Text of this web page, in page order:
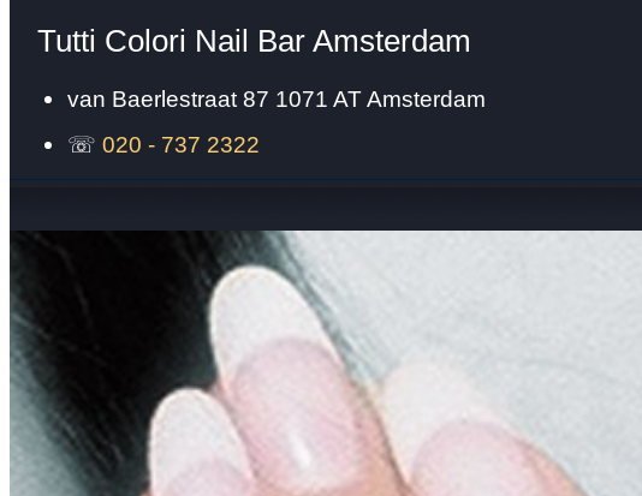
Tutti Colori Nail Bar Amsterdam
van Baerlestraat 87 1071 ATAmsterdam
☏020 - 737 2322